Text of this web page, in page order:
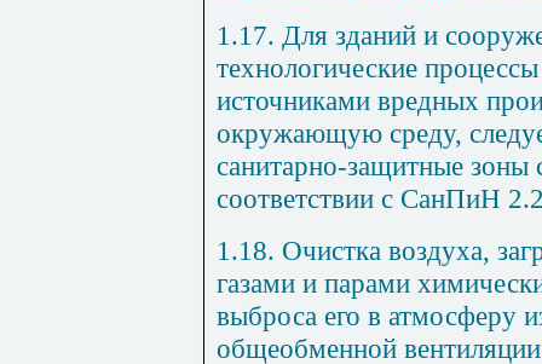
1.17. Для зданий и
технологические
источниками вредных
окружающую среду,
санитарно-защитные зоны
соответствии с СанПиН
1.18. Очистка воздуха,
газами и парами
выброса его в атмосферу
общеобменной